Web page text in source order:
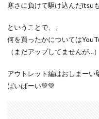
寒さに負けて駆け込んだitsu
ということで、、
何を買ったかについては
（まだアップしてませんが…）
アウトレット編はおしまーい
ばいばーい💚💚